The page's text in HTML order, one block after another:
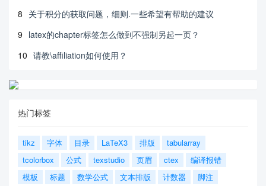
8 关于积分的获取问题，细则.一些希望有帮助的建议
9 latex的chapter标签怎么做到不强制另起一页？
10 请教\affiliation如何使用？
热门标签
tikz 字体 目录 LaTeX3 排版
tabularray
tcolorbox
公式 texstudio 页眉 ctex
编译报错
模板
标题 数学公式 文本排版 计数器
脚注